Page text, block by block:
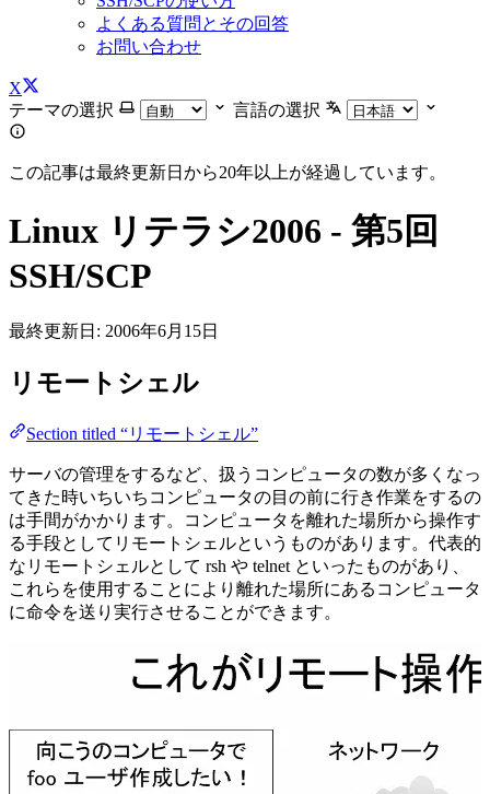
よくある質問とその回答
お問い合わせ
X
テーマの選択
言語の選択
この記事は最終更新日から20年以上が経過しています。
Linux リテラシ2006 - 第5回
SSH/SCP
最終更新日: 2006年6月15日
リモートシェル
Section titled “リモートシェル”
サーバの管理をするなど、扱うコンピュータの数が多くなっ
てきた時いちいちコンピュータの目の前に行き作業をするの
は手間がかかります。コンピュータを離れた場所から操作す
る手段としてリモートシェルというものがあります。代表的
なリモートシェルとして rsh や telnet といったものがあり、
これらを使用することにより離れた場所にあるコンピュータ
に命令を送り実行させることができます。